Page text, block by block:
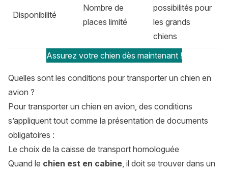
Disponibilité
Nombre de
places limité
possibilités pour
les grands
chiens
Assurez votre chien dès maintenant !
Quelles sont les conditions pour transporter un chien en
avion ?
Pour transporter un chien en avion, des conditions
s’appliquent tout comme la présentation de documents
obligatoires :
Le choix de la caisse de transport homologuée
Quand le chien est en cabine, il doit se trouver dans un